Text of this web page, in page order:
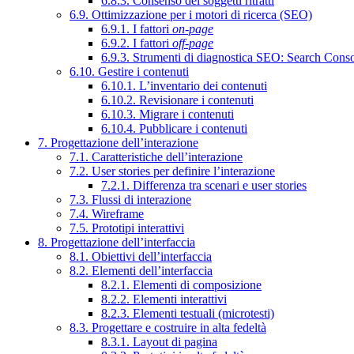
6.9. Ottimizzazione per i motori di ricerca (SEO)
6.9.1. I fattori on-page
6.9.2. I fattori off-page
6.9.3. Strumenti di diagnostica SEO: Search
6.10. Gestire i contenuti
6.10.1. L’inventario dei contenuti
6.10.2. Revisionare i contenuti
6.10.3. Migrare i contenuti
6.10.4. Pubblicare i contenuti
7. Progettazione dell’interazione
7.1. Caratteristiche dell’interazione
7.2. User stories per definire l’interazione
7.2.1. Differenza tra scenari e user stories
7.3. Flussi di interazione
7.4. Wireframe
7.5. Prototipi interattivi
8. Progettazione dell’interfaccia
8.1. Obiettivi dell’interfaccia
8.2. Elementi dell’interfaccia
8.2.1. Elementi di composizione
8.2.2. Elementi interattivi
8.2.3. Elementi testuali (microtesti)
8.3. Progettare e costruire in alta fedeltà
8.3.1. Layout di pagina